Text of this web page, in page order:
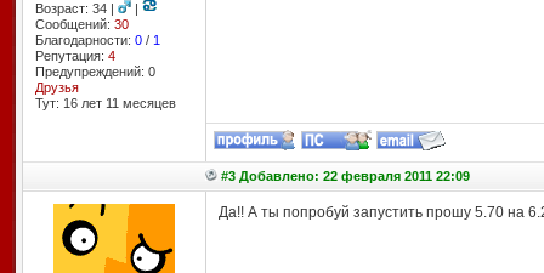
Возраст: 34 |
|
Сообщений: 30
Благодарности: 0/ 1
Репутация: 4
Предупреждений: 0
Друзья
Тут: 16 лет 11 месяцев
#3 Добавлено: 22 февраля 2011 22:09
Да!! А ты попробуй запустить прошу 5.70 на